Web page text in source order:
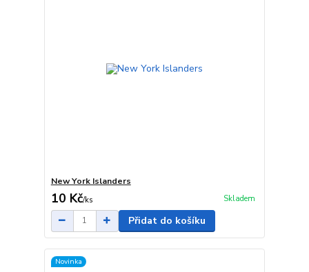
New York Islanders
10 Kč/ks Skladem
Přidat do košíku
Novinka